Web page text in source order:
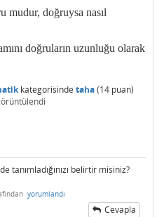
mudur, doğruysa nasıl
doğruların uzunluğu olarak
kategorisinde taha(14 puan)
tanımladığınızı belirtir misiniz?
yorumlandı
Cevapla